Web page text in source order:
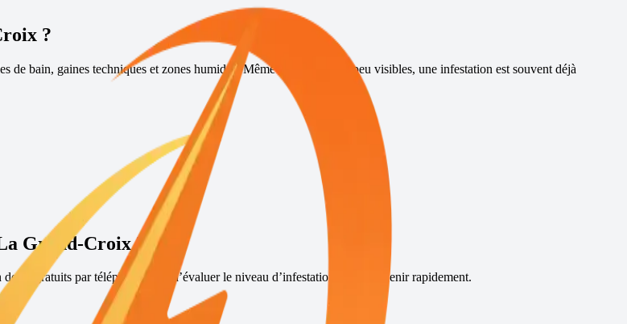
?
de bain, gaines techniques et zones humides. Même lorsqu’ils sont peu visibles, une infestation est souvent déjà
Grand-Croix?
gratuits par téléphone, afin d’évaluer le niveau d’infestation et d’intervenir rapidement.